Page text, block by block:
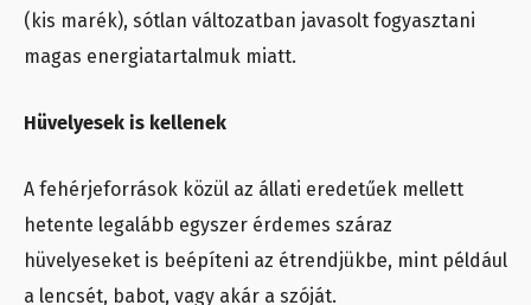
(kis marék), sótlan változatban javasolt fogyasztani
magas energiatartalmuk miatt.
Hüvelyesek is kellenek
A fehérjeforrások közül az állati eredetűek mellett
hetente legalább egyszer érdemes száraz
hüvelyeseket is beépíteni az étrendjükbe, mint például
a lencsét, babot, vagy akár a szóját.